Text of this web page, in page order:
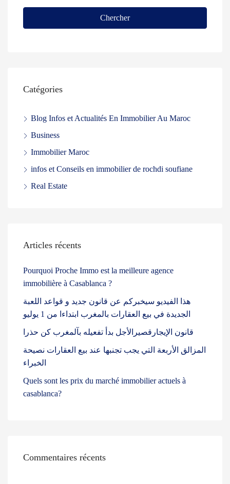
Chercher
Catégories
Blog Infos et Actualités En Immobilier Au Maroc
Business
Immobilier Maroc
infos et Conseils en immobilier de rochdi soufiane
Real Estate
Articles récents
Pourquoi Proche Immo est la meilleure agence
immobilière à Casablanca ?
هذا الفيديو سيخبركم عن قانون جديد و قواعد اللعبة
الجديدة في بيع العقارات بالمغرب ابتداءا من 1 يوليو
قانون الإيجارقصيرالأجل بدأ تفعيله بآلمغرب كن حذرا
المزالق الأربعة التي يجب تجنبها عند بيع العقارات نصيحة
الخبراء
Quels sont les prix du marché immobilier actuels à
casablanca?
Commentaires récents